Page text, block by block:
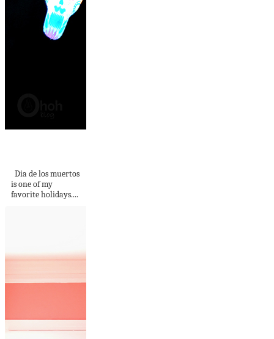
Dia de los muertos
is one of my
favorite holidays....